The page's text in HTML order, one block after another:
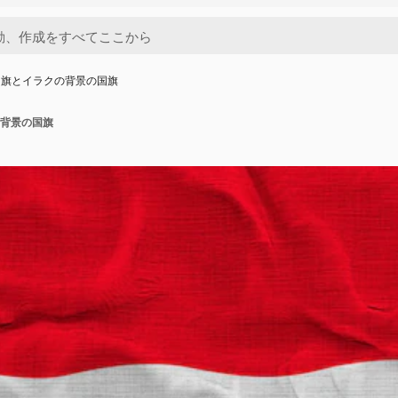
とイラクの背景の国旗
景の国旗